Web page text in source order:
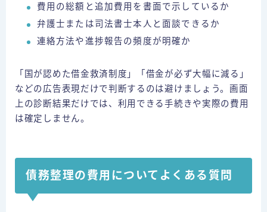
費用の総額と追加費用を書面で示しているか
弁護士または司法書士本人と面談できるか
連絡方法や進捗報告の頻度が明確か
「国が認めた借金救済制度」「借金が必ず大幅に減る」
などの広告表現だけで判断するのは避けましょう。画面
上の診断結果だけでは、利用できる手続きや実際の費用
は確定しません。
債務整理の費用についてよくある質問